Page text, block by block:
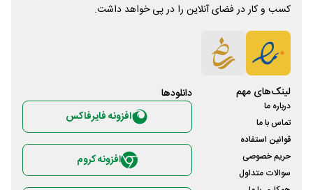
کسب و کار در فضای آنلاین را در پی خواهد داشت.
لینک‌های مهم
درباره ما
تماس با ما
قوانین استفاده
حریم خصوصی
سوالات متداول
دانلود‌ها
افزونه فایرفاکس
افزونه کروم